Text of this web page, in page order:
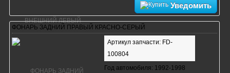
Уведомить
ФОНАРЬ ЗАДНИЙ ПРАВЫЙ КРАСНО-СЕРЫЙ
Артикул запчасти: FD-
100804
Год автомобиля: 1992-1998